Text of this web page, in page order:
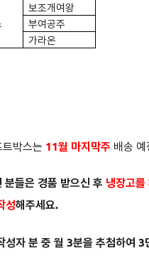
보조개여왕
부여공주
가라온
박스는 11월 마지막주 배송 예
분들은 경품 받으신 후 냉장고를
성해주세요.
성자 분 중 월 3분을 추첨하여 3